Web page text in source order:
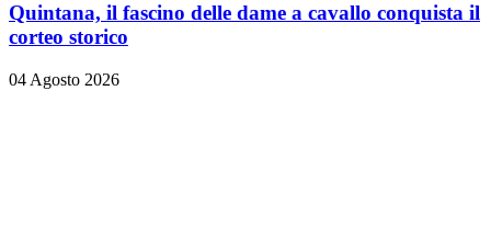
Quintana, il fascino delle dame a cavallo conquista il
corteo storico
04 Agosto 2026